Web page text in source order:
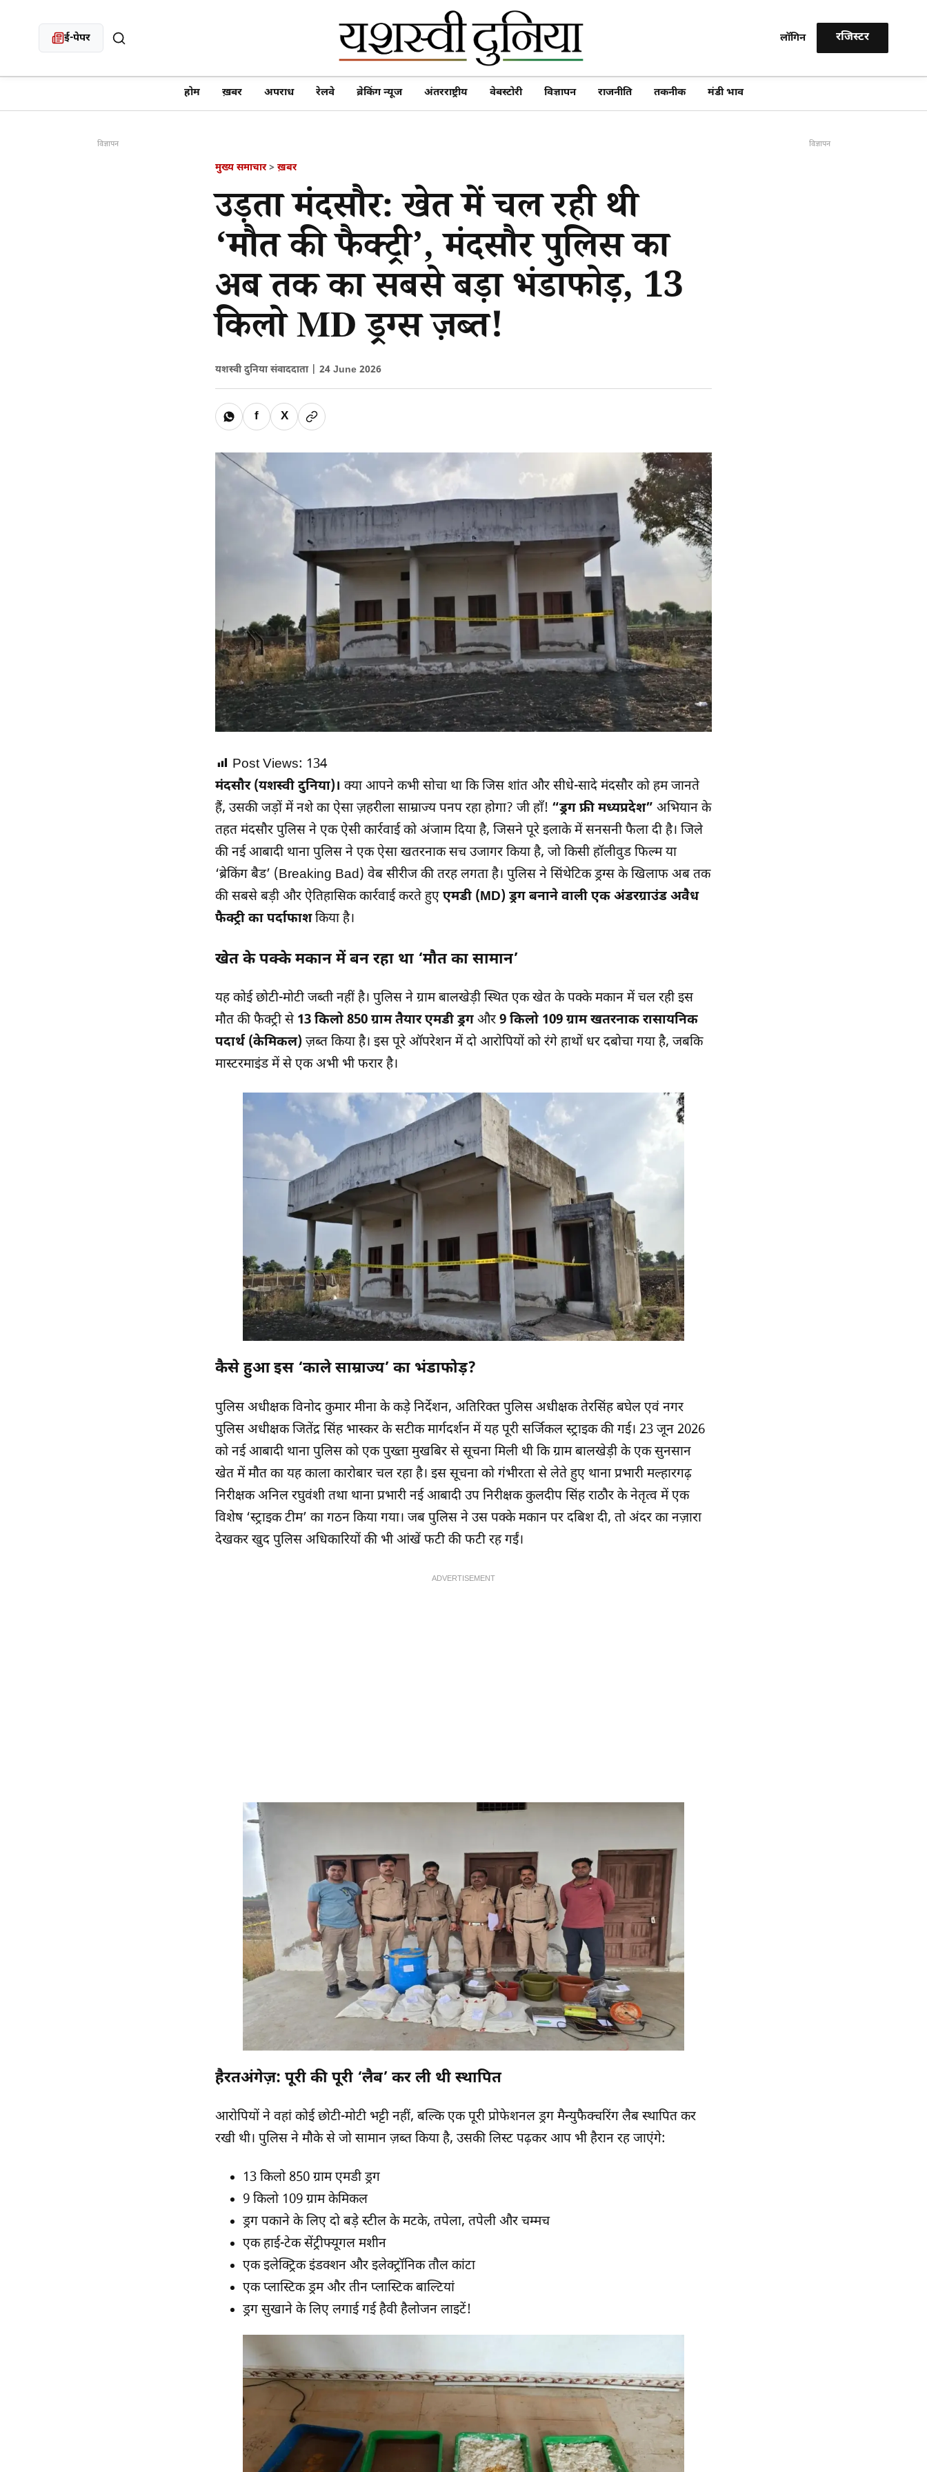
ई-पेपर लॉगिन रजिस्टर
होम ख़बर अपराध रेलवे ब्रेकिंग न्यूज अंतरराष्ट्रीय वेबस्टोरी विज्ञापन राजनीति तकनीक मंडी भाव
विज्ञापन
मुख्य समाचार> ख़बर
उड़ता मंदसौर: खेत में चल रही थी
‘मौत की फैक्ट्री’, मंदसौर पुलिस का
अब तक का सबसे बड़ा भंडाफोड़, 13
किलो MD ड्रग्स ज़ब्त!
यशस्वी दुनिया संवाददाता | 24 June 2026
f X
Post Views: 134
मंदसौर (यशस्वी दुनिया)। क्या आपने कभी सोचा था कि जिस शांत और सीधे-सादे मंदसौर को हम जानते
हैं, उसकी जड़ों में नशे का ऐसा ज़हरीला साम्राज्य पनप रहा होगा? जी हाँ! “ड्रग फ्री मध्यप्रदेश” अभियान के
तहत मंदसौर पुलिस ने एक ऐसी कार्रवाई को अंजाम दिया है, जिसने पूरे इलाके में सनसनी फैला दी है। जिले
की नई आबादी थाना पुलिस ने एक ऐसा खतरनाक सच उजागर किया है, जो किसी हॉलीवुड फिल्म या
‘ब्रेकिंग बैड’ (Breaking Bad) वेब सीरीज की तरह लगता है। पुलिस ने सिंथेटिक ड्रग्स के खिलाफ अब तक
की सबसे बड़ी और ऐतिहासिक कार्रवाई करते हुए एमडी (MD) ड्रग बनाने वाली एक अंडरग्राउंड अवैध
फैक्ट्री का पर्दाफाशकिया है।
खेत के पक्के मकान में बन रहा था ‘मौत का सामान’
यह कोई छोटी-मोटी जब्ती नहीं है। पुलिस ने ग्राम बालखेड़ी स्थित एक खेत के पक्के मकान में चल रही इस
मौत की फैक्ट्री से 13 किलो 850 ग्राम तैयार एमडी ड्रग और 9 किलो 109 ग्राम खतरनाक रासायनिक
पदार्थ (केमिकल) ज़ब्त किया है। इस पूरे ऑपरेशन में दो आरोपियों को रंगे हाथों धर दबोचा गया है, जबकि
मास्टरमाइंड में से एक अभी भी फरार है।
कैसे हुआ इस ‘काले साम्राज्य’ का भंडाफोड़?
पुलिस अधीक्षक विनोद कुमार मीना के कड़े निर्देशन, अतिरिक्त पुलिस अधीक्षक तेरसिंह बघेल एवं नगर
पुलिस अधीक्षक जितेंद्र सिंह भास्कर के सटीक मार्गदर्शन में यह पूरी सर्जिकल स्ट्राइक की गई। 23 जून 2026
को नई आबादी थाना पुलिस को एक पुख्ता मुखबिर से सूचना मिली थी कि ग्राम बालखेड़ी के एक सुनसान
खेत में मौत का यह काला कारोबार चल रहा है। इस सूचना को गंभीरता से लेते हुए थाना प्रभारी मल्हारगढ़
निरीक्षक अनिल रघुवंशी तथा थाना प्रभारी नई आबादी उप निरीक्षक कुलदीप सिंह राठौर के नेतृत्व में एक
विशेष ‘स्ट्राइक टीम’ का गठन किया गया। जब पुलिस ने उस पक्के मकान पर दबिश दी, तो अंदर का नज़ारा
देखकर खुद पुलिस अधिकारियों की भी आंखें फटी की फटी रह गईं।
ADVERTISEMENT
हैरतअंगेज़: पूरी की पूरी ‘लैब’ कर ली थी स्थापित
आरोपियों ने वहां कोई छोटी-मोटी भट्टी नहीं, बल्कि एक पूरी प्रोफेशनल ड्रग मैन्युफैक्चरिंग लैब स्थापित कर
रखी थी। पुलिस ने मौके से जो सामान ज़ब्त किया है, उसकी लिस्ट पढ़कर आप भी हैरान रह जाएंगे:
13 किलो 850 ग्राम एमडी ड्रग
9 किलो 109 ग्राम केमिकल
ड्रग पकाने के लिए दो बड़े स्टील के मटके, तपेला, तपेली और चम्मच
एक हाई-टेक सेंट्रीफ्यूगल मशीन
एक इलेक्ट्रिक इंडक्शन और इलेक्ट्रॉनिक तौल कांटा
एक प्लास्टिक ड्रम और तीन प्लास्टिक बाल्टियां
ड्रग सुखाने के लिए लगाई गई हैवी हैलोजन लाइटें!
विज्ञापन